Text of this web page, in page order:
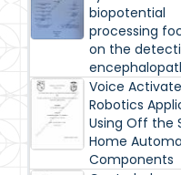
biopotential
processing
on the
Voice
Robotics
Using Off the
Home
Components